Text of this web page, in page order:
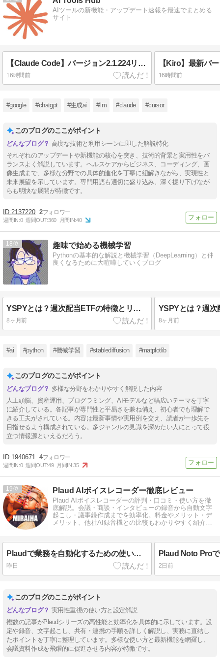
AIツールの新機能・アップデート速報を最速でまとめる
サイト
【Claude Code】バージョン2.1.224リリース！セルフホスト対応など新機能解説
16時間前 16時間前
#google #chatgpt #生成ai #llm #claude #cursor
このブログのここがポイント
高度な技術と利用シーンに即した解説特化
それぞれのアップデートや新機能の核心を突き、技術的背景と実用性をバ
ランスよく解説しています。ヘルスケアからビジネス、コーディング、画
像生成まで、多様な分野での具体的進化を丁寧に紐解きながら、実現性と
未来展望を示しています。専門用語も適切に盛り込み、深く掘り下げなが
らも明快な展開が特徴です。
2137220 2
週間IN:0 週間OUT:360 月間IN:40
18 趣味で始める機械学習
Pythonの基本的な解説と機械学習（DeepLearning）と仲
良くなるために大喧嘩していくブログ
YSPYとは？週次配当ETFの特徴とリスクを徹底解説
8ヶ月前 8ヶ月前
#ai #python #機械学習 #stablediffusion #matplotlib
このブログのここがポイント
多様な分野をわかりやすく解説した内容
人工頭脳、資産運用、プログラミング、AIモデルなど幅広いテーマを丁寧
に紹介している。各記事が専門性と平易さを兼ね備え、初心者でも理解で
きる工夫がされている。内容は最新事情や実用例を交え、読者が一歩先を
目指せるよう構成されている。多ジャンルの見識を深めたい人にとって役
立つ情報源といえるだろう。
1940671 4
週間IN:0 週間OUT:49 月間IN:35
19 Plaud AIボイスレコーダー徹底レビュー
Plaud AIボイスレコーダーの評判・口コミ・使い方を徹
底解説。会議・商談・インタビューの録音から自動文字
起こし・議事録作成までを効率化。料金やメリット・デ
メリット、他社AI録音機との比較もわかりやすく紹介し
Plaudで業務を自動化するための使い方ガイド
昨日 2日前
このブログのここがポイント
実用性重視の使い方と設定解説
複数の記事がPlaudシリーズの高性能と効率化を具体的に示しています。設
定や録音、文字起こし、共有・連携の手順を詳しく解説し、実務に直結し
たポイントを丁寧に整理しています。多様な使い方と最新機能を網羅し、
会議資料作成を飛躍的に促進させる内容が特徴です。